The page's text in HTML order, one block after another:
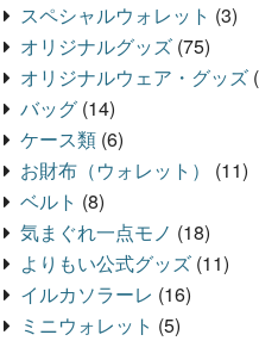
スペシャルウォレット (3)
オリジナルグッズ (75)
オリジナルウェア・グッズ
バッグ (14)
ケース類 (6)
お財布（ウォレット）
(11)
ベルト (8)
気まぐれ一点モノ (18)
よりもい公式グッズ (11)
イルカソラーレ (16)
ミニウォレット (5)